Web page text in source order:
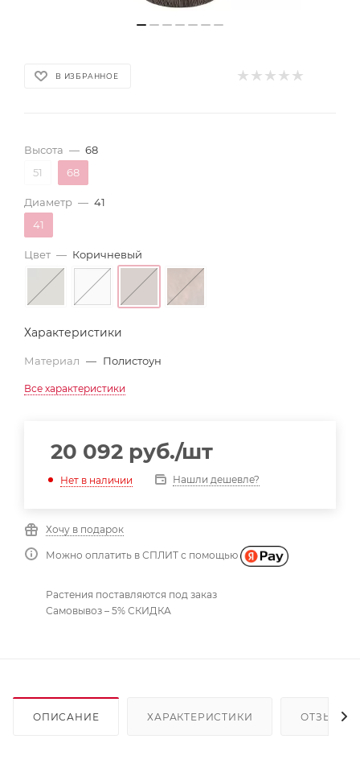
В ИЗБРАННОЕ
Высота — 68
51
68
Диаметр — 41
41
Цвет — Коричневый
Характеристики
Материал — Полистоун
Все характеристики
20 092 руб./шт
Нет в наличии Нашли дешевле?
Хочу в подарок
Можно оплатить в СПЛИТ с помощью
Растения поставляются под заказ
Самовывоз – 5% СКИДКА
ОПИСАНИЕ ХАРАКТЕРИСТИКИ ОТЗЫВЫ